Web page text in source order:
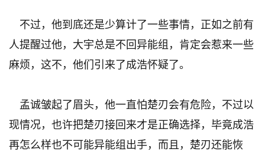
不过，他到底还是少算计了一些事情，正如之前有
人提醒过他，大宇总是不回异能组，肯定会惹来一些
麻烦，这不，他们引来了成浩怀疑了。
孟诚皱起了眉头，他一直怕楚刃会有危险，不过以
现情况，也许把楚刃接回来才是正确选择，毕竟成浩
再怎么样也不可能异能组出手，而且，楚刃还能恢